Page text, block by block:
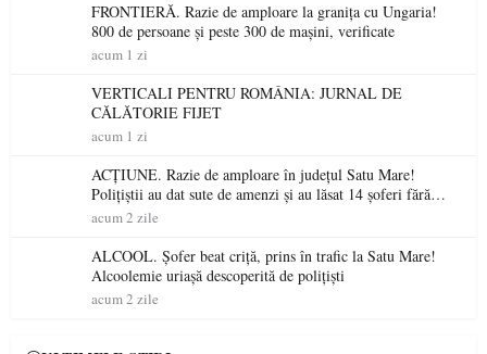
FRONTIERĂ. Razie de amploare la granița cu Ungaria!
800 de persoane și peste 300 de mașini, verificate
acum 1 zi
VERTICALI PENTRU ROMÂNIA: JURNAL DE
CĂLĂTORIE FIJET
acum 1 zi
ACȚIUNE. Razie de amploare în județul Satu Mare!
Polițiștii au dat sute de amenzi și au lăsat 14 șoferi fără
permis într-o singură zi
acum 2 zile
ALCOOL. Șofer beat criță, prins în trafic la Satu Mare!
Alcoolemie uriașă descoperită de polițiști
acum 2 zile